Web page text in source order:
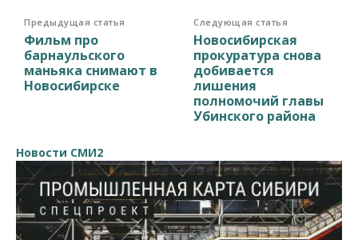
Предыдущая статья
Фильм про
барнаульского
маньяка снимают в
Новосибирске
Следующая статья
Новосибирская
прокуратура снова
добивается
лишения
полномочий главы
Убинского района
Новости СМИ2